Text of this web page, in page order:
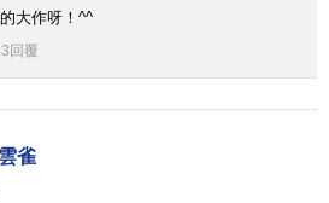
大作呀！^^
回覆
雀